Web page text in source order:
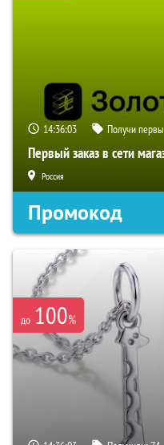
14:36:02 Получи
Первый заказ в сети
Россия
Промокод
до 100%